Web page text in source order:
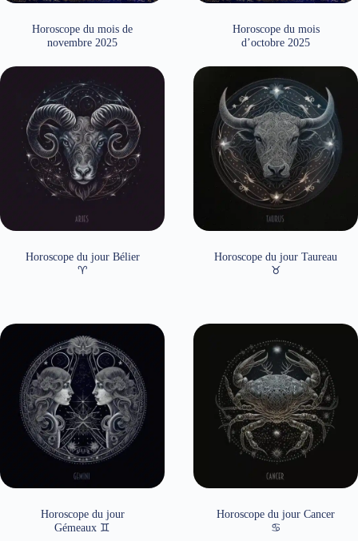
Horoscope du mois de
novembre 2025
Horoscope du mois
d’octobre 2025
Horoscope du jour Bélier
♈
Horoscope du jour Taureau
♉
Horoscope du jour
Gémeaux ♊
Horoscope du jour Cancer
♋